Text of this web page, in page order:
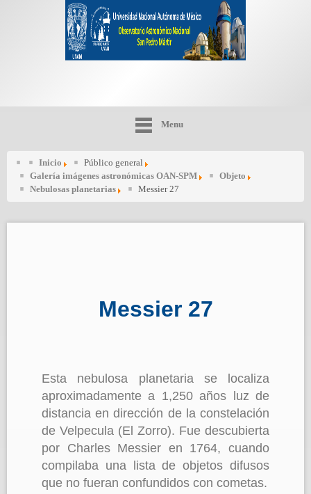
Menu
Inicio
Público general
Galería imágenes astronómicas OAN-SPM
Objeto
Nebulosas planetarias
Messier 27
Messier 27
Esta nebulosa planetaria se localiza
aproximadamente a 1,250 años luz de
distancia en dirección de la constelación
de Velpecula (El Zorro). Fue descubierta
por Charles Messier en 1764, cuando
compilaba una lista de objetos difusos
que no fueran confundidos con cometas.